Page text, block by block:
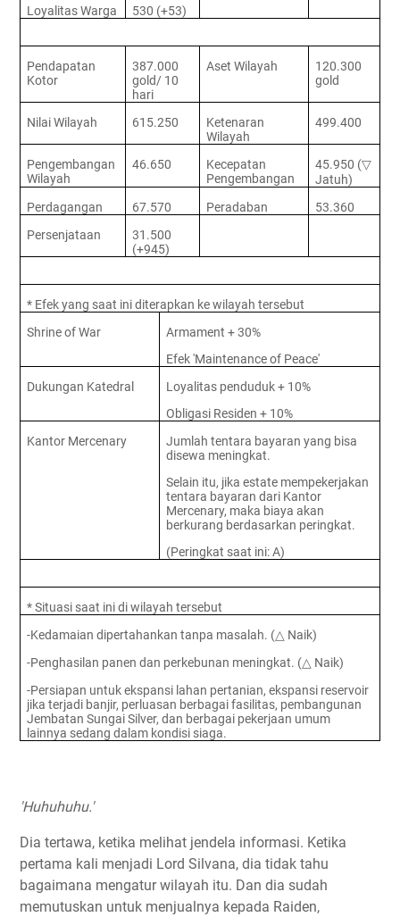
Loyalitas Warga 530 (+53)
Pendapatan
Kotor
387.000
gold/ 10
hari
Aset Wilayah
120.300
gold
Nilai Wilayah 615.250
Ketenaran
Wilayah
499.400
Pengembangan
Wilayah
46.650
Kecepatan
Pengembangan
45.950 (▽
Jatuh)
Perdagangan
67.570 Peradaban
53.360
Persenjataan
31.500
(+945)
* Efek yang saat ini diterapkan ke wilayah tersebut
Shrine of War
Armament + 30%
Efek 'Maintenance of Peace'
Dukungan Katedral
Loyalitas penduduk + 10%
Obligasi Residen + 10%
Kantor Mercenary
Jumlah tentara bayaran yang bisa
disewa meningkat.
Selain itu, jika estate mempekerjakan
tentara bayaran dari Kantor
Mercenary, maka biaya akan
berkurang berdasarkan peringkat.
(Peringkat saat ini: A)
* Situasi saat ini di wilayah tersebut
-Kedamaian dipertahankan tanpa masalah. (△ Naik)
-Penghasilan panen dan perkebunan meningkat. (△ Naik)
-Persiapan untuk ekspansi lahan pertanian, ekspansi reservoir
jika terjadi banjir, perluasan berbagai fasilitas, pembangunan
Jembatan Sungai Silver, dan berbagai pekerjaan umum
lainnya sedang dalam kondisi siaga.
'Huhuhuhu.'
Dia tertawa, ketika melihat jendela informasi. Ketika
pertama kali menjadi Lord Silvana, dia tidak tahu
bagaimana mengatur wilayah itu. Dan dia sudah
memutuskan untuk menjualnya kepada Raiden,